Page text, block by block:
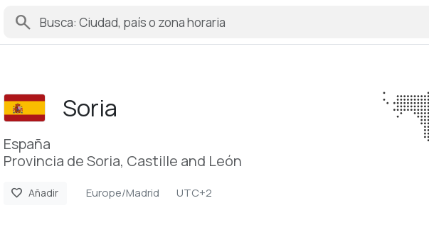
search
Soria
España
Provincia de Soria, Castille and León
favorite Añadir Europe/Madrid UTC+2